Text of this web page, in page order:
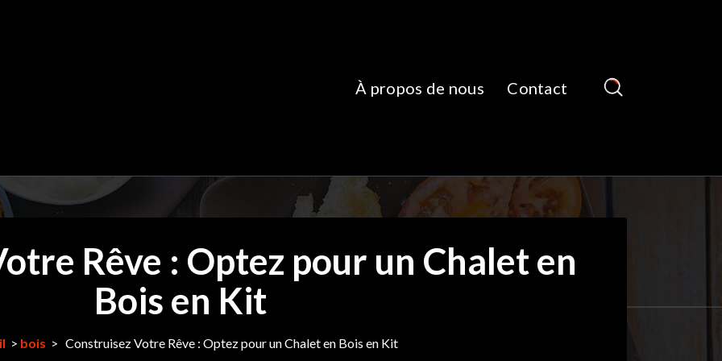
À propos de nous Contact
Rêve : Optez pour un Chalet en
Bois en Kit
> bois > Construisez Votre Rêve : Optez pour un Chalet en Bois en Kit